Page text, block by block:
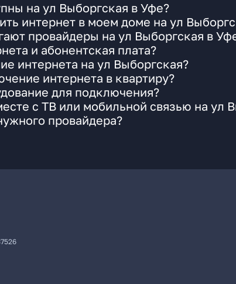
на ул Выборгская в Уфе?
интернет в моем доме на ул
провайдеры на ул Выборгская в
и абонентская плата?
интернета на ул Выборгская?
интернета в квартиру?
для подключения?
с ТВ или мобильной связью на ул
провайдера?